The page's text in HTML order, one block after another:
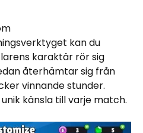
kan du
karaktär rör sig
återhämtar sig från
vinnande stunder.
känsla till varje match.